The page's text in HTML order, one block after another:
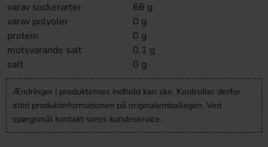
varav sockerarter
66 g
varav polyoler
0 g
protein
0 g
motsvarande salt
0.1 g
salt
0 g
Ændringer i produkternes indhold kan ske. Kontroller derfor
altid produktinformationen på originalemballagen. Ved
spørgsmål kontakt vores kundeservice.